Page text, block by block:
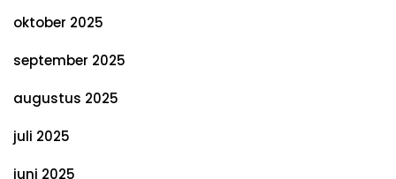
oktober 2025
september 2025
augustus 2025
juli 2025
juni 2025